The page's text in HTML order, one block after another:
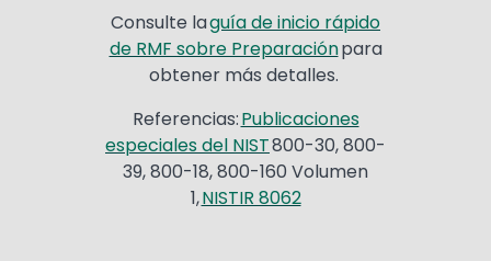
Consulte laguía de inicio rápido
de RMF sobre Preparaciónpara
obtener más detalles.
Referencias:Publicaciones
especiales del NIST800-30, 800-
39, 800-18, 800-160 Volumen
1,NISTIR 8062